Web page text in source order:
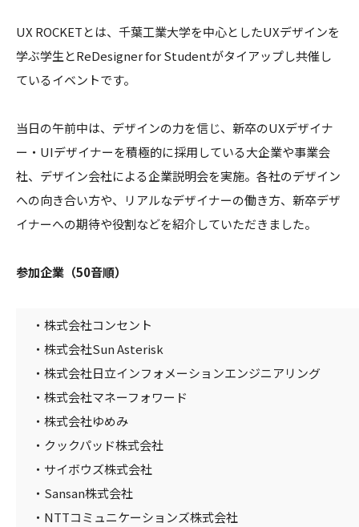
UX ROCKETとは、千葉工業大学を中心としたUXデザインを
学ぶ学生とReDesigner for Studentがタイアップし共催し
ているイベントです。
当日の午前中は、デザインの力を信じ、新卒のUXデザイナ
ー・UIデザイナーを積極的に採用している大企業や事業会
社、デザイン会社による企業説明会を実施。各社のデザイン
への向き合い方や、リアルなデザイナーの働き方、新卒デザ
イナーへの期待や役割などを紹介していただきました。
参加企業（50音順）
・株式会社コンセント
・株式会社Sun Asterisk
・株式会社日立インフォメーションエンジニアリング
・株式会社マネーフォワード
・株式会社ゆめみ
・クックパッド株式会社
・サイボウズ株式会社
・Sansan株式会社
・NTTコミュニケーションズ株式会社